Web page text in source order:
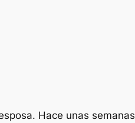
Hace unas semanas